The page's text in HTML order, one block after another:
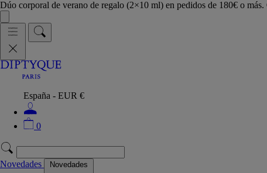
Dúo corporal de verano de regalo (2×10 ml) en pedidos de 180€ o
España - EUR €
0
Novedades Novedades